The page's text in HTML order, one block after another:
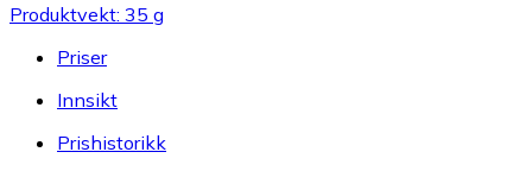
Produktvekt: 35 g
Priser
Innsikt
Prishistorikk